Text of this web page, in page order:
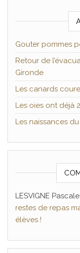
Gouter pommes
Retour de
Gironde
Les canards
Les oies ont déjà
Les naissances
LESVIGNE Pascale
restes de repas
élèves !